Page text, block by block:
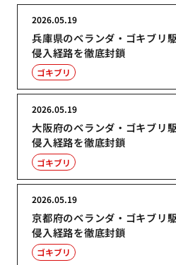
兵庫県のベランダ・ゴキブリ
侵入経路を徹底封鎖
2026.05.19
ゴキブリ
大阪府のベランダ・ゴキブリ
侵入経路を徹底封鎖
2026.05.19
ゴキブリ
京都府のベランダ・ゴキブリ
侵入経路を徹底封鎖
2026.05.19
ゴキブリ